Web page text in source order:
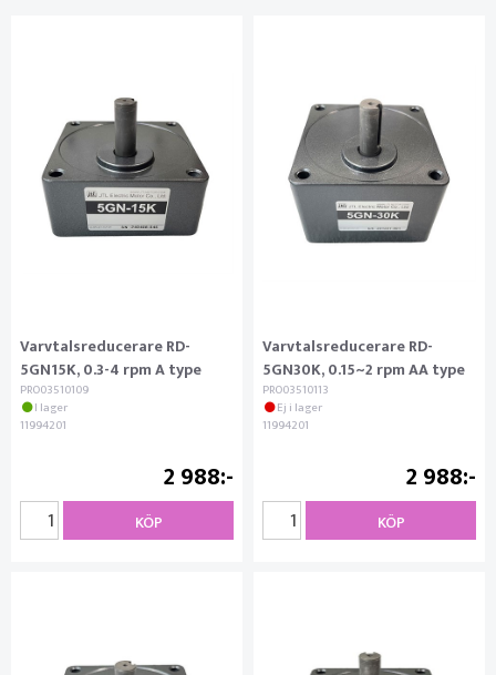
Varvtalsreducerare RD-
5GN15K, 0.3-4 rpm A type
PRO03510109
I lager
11994201
2 988
KÖP
Varvtalsreducerare RD-
5GN30K, 0.15~2 rpm AA type
PRO03510113
Ej i lager
11994201
2 988
KÖP